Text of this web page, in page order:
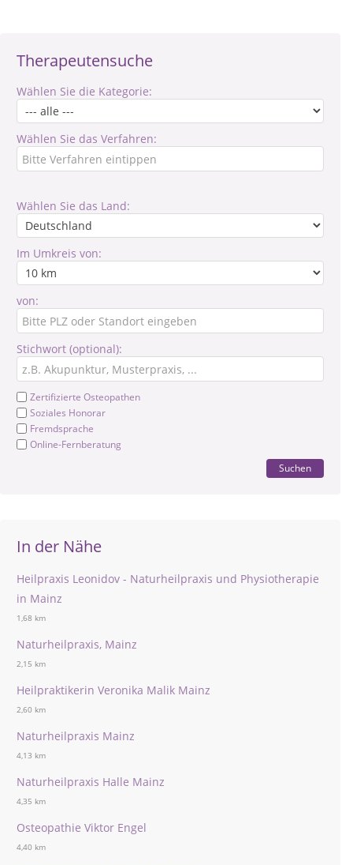
Therapeutensuche
Wählen Sie die Kategorie:
Wählen Sie das Verfahren:
Wählen Sie das Land:
Im Umkreis von:
von:
Stichwort (optional):
Zertifizierte Osteopathen
Soziales Honorar
Fremdsprache
Online-Fernberatung
Suchen
In der Nähe
Heilpraxis Leonidov - Naturheilpraxis und Physiotherapie
in Mainz
1,68 km
Naturheilpraxis, Mainz
2,15 km
Heilpraktikerin Veronika Malik Mainz
2,60 km
Naturheilpraxis Mainz
4,13 km
Naturheilpraxis Halle Mainz
4,35 km
Osteopathie Viktor Engel
4,40 km